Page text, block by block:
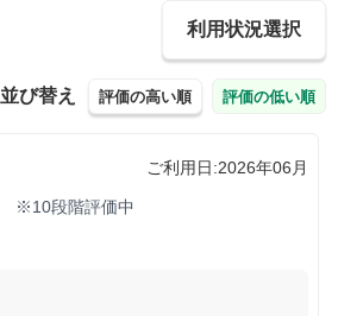
利用状況選択
並び替え 評価の高い順 評価の低い順
ご利用日:2026年06月
※10段階評価中